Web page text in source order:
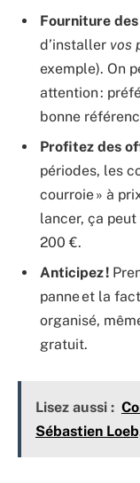
Fourniture
d’installer vos
exemple). On
attention :
bonne
Profitez des
périodes, les
courroie » à
lancer, ça
200 €.
Anticipez !
panne et la
organisé,
gratuit.
Lisez aussi :
Sébastien